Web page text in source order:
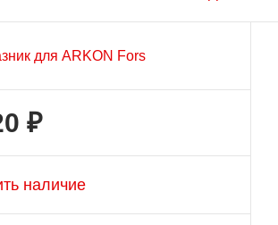
для ARKON Fors
₽
наличие